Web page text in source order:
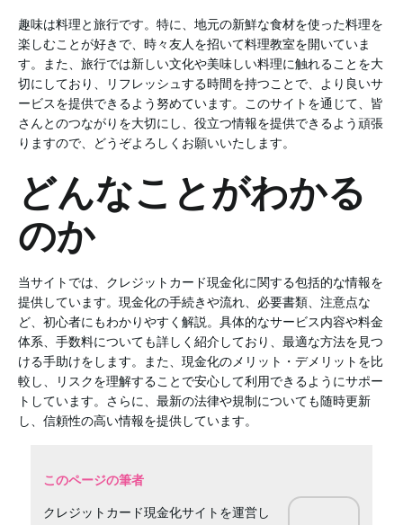
趣味は料理と旅行です。特に、地元の新鮮な食材を使った料理を
楽しむことが好きで、時々友人を招いて料理教室を開いていま
す。また、旅行では新しい文化や美味しい料理に触れることを大
切にしており、リフレッシュする時間を持つことで、より良いサ
ービスを提供できるよう努めています。このサイトを通じて、皆
さんとのつながりを大切にし、役立つ情報を提供できるよう頑張
りますので、どうぞよろしくお願いいたします。
どんなことがわかる
のか
当サイトでは、クレジットカード現金化に関する包括的な情報を
提供しています。現金化の手続きや流れ、必要書類、注意点な
ど、初心者にもわかりやすく解説。具体的なサービス内容や料金
体系、手数料についても詳しく紹介しており、最適な方法を見つ
ける手助けをします。また、現金化のメリット・デメリットを比
較し、リスクを理解することで安心して利用できるようにサポー
トしています。さらに、最新の法律や規制についても随時更新
し、信頼性の高い情報を提供しています。
このページの筆者
クレジットカード現金化サイトを運営し